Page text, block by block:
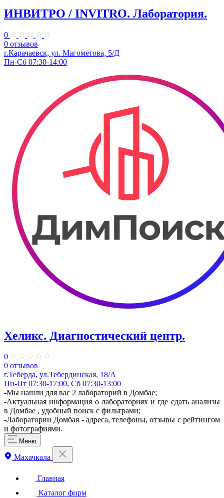
ИНВИТРО / INVITRO. Лаборатория.
0
0 отзывов
г.Карачаевск, ул. Магометова, 5/Д
Пн-Сб 07:30-14:00
Хеликс. Диагностический центр.
0
0 отзывов
г.Теберда, ул.Тебердинская, 18/А
Пн-Пт 07:30-17:00, Сб 07:30-13:00
-Мы нашли для вас 2 лабораторий в Домбае;
-Актуальная информация о лабораториях и где сдать анализы
в Домбае , удобный поиск с фильтрами;
-Лаборатории Домбая - адреса, телефоны, отзывы с рейтингом
и фотографиями.
Меню
Махачкала
Главная
Каталог фирм